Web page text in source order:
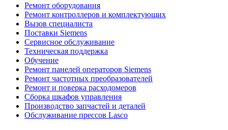
Ремонт оборудования
Ремонт контроллеров и комплектующих
Вызов специалиста
Поставки Siemens
Сервисное обслуживание
Техническая поддержка
Обучение
Ремонт панелей операторов Siemens
Ремонт частотных преобразователей
Ремонт и поверка расходомеров
Сборка шкафов управления
Производство запчастей и деталей
Обслуживание прессов Lasco